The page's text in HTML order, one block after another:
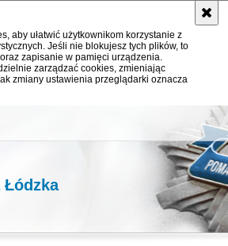
aby ułatwić użytkownikom korzystanie z
Jeśli nie blokujesz tych plików, to
zapisanie w pamięci urządzenia.
zarządzać cookies, zmieniając
zmiany ustawienia przeglądarki oznacza